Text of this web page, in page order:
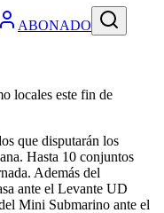
ABONADO
locales este fin de
que disputarán los
Hasta 10 conjuntos
Además del
ante el Levante UD
Mini Submarino ante el